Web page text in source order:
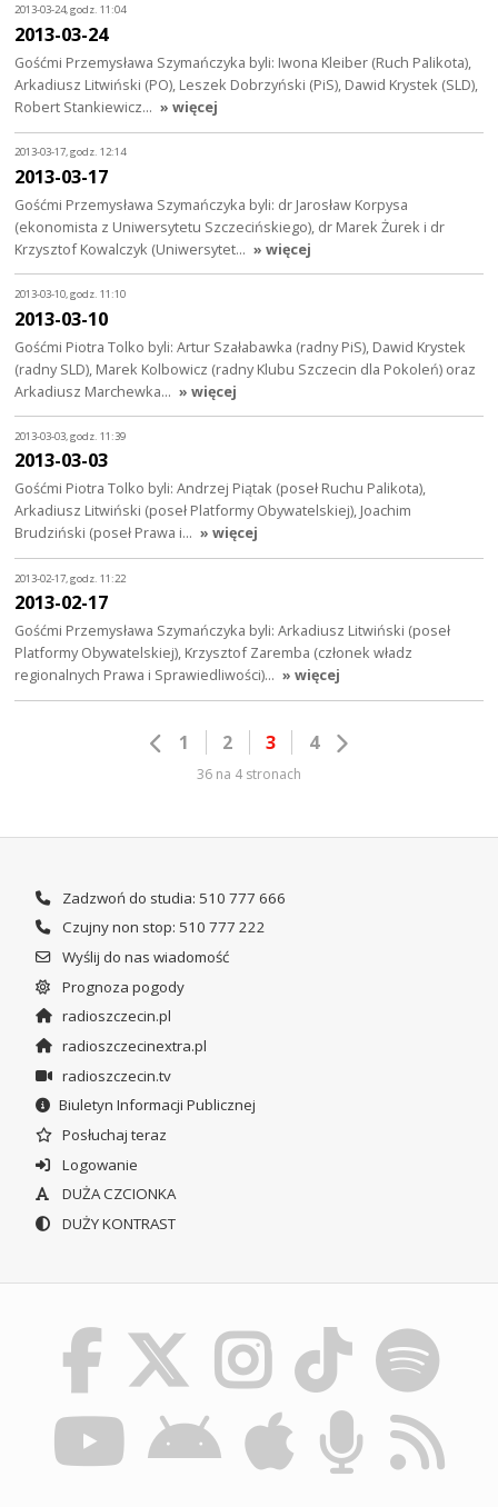
2013-03-24, godz. 11:04
2013-03-24
Gośćmi Przemysława Szymańczyka byli: Iwona Kleiber (Ruch Palikota),
Arkadiusz Litwiński (PO), Leszek Dobrzyński (PiS), Dawid Krystek (SLD),
Robert Stankiewicz… » więcej
2013-03-17, godz. 12:14
2013-03-17
Gośćmi Przemysława Szymańczyka byli: dr Jarosław Korpysa
(ekonomista z Uniwersytetu Szczecińskiego), dr Marek Żurek i dr
Krzysztof Kowalczyk (Uniwersytet… » więcej
2013-03-10, godz. 11:10
2013-03-10
Gośćmi Piotra Tolko byli: Artur Szałabawka (radny PiS), Dawid Krystek
(radny SLD), Marek Kolbowicz (radny Klubu Szczecin dla Pokoleń) oraz
Arkadiusz Marchewka… » więcej
2013-03-03, godz. 11:39
2013-03-03
Gośćmi Piotra Tolko byli: Andrzej Piątak (poseł Ruchu Palikota),
Arkadiusz Litwiński (poseł Platformy Obywatelskiej), Joachim
Brudziński (poseł Prawa i… » więcej
2013-02-17, godz. 11:22
2013-02-17
Gośćmi Przemysława Szymańczyka byli: Arkadiusz Litwiński (poseł
Platformy Obywatelskiej), Krzysztof Zaremba (członek władz
regionalnych Prawa i Sprawiedliwości)… » więcej
1 2 3 4
36 na 4 stronach
Zadzwoń do studia: 510 777 666
Czujny non stop: 510 777 222
Wyślij do nas wiadomość
Prognoza pogody
radioszczecin.pl
radioszczecinextra.pl
radioszczecin.tv
Biuletyn Informacji Publicznej
Posłuchaj teraz
Logowanie
DUŻA CZCIONKA
DUŻY KONTRAST